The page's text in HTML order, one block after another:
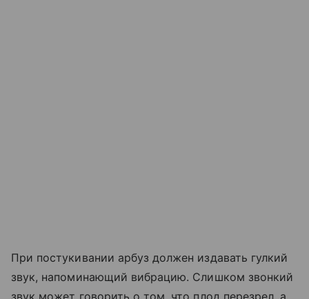
При постукивании арбуз должен издавать гулкий
звук, напоминающий вибрацию. Слишком звонкий
звук может говорить о том, что плод перезрел, а